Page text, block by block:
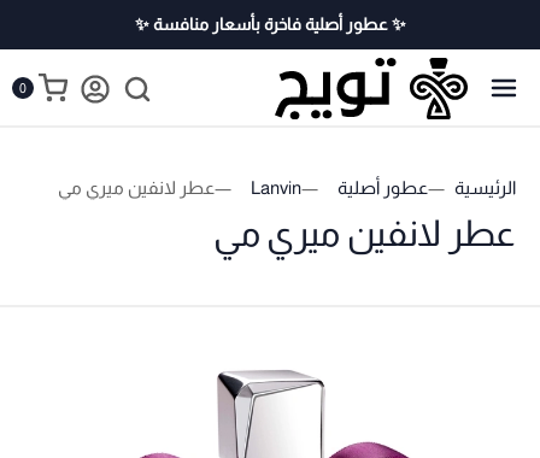
✨ عطور أصلية فاخرة بأسعار منافسة ✨
0
الرئيسية عطور أصلية Lanvin عطر لانفين ميري مي
عطر لانفين ميري مي